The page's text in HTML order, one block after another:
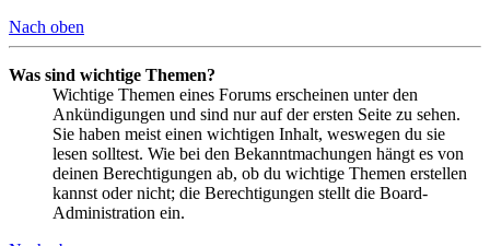
Nach oben
Was sind wichtige Themen?
Wichtige Themen eines Forums erscheinen unter den
Ankündigungen und sind nur auf der ersten Seite zu sehen.
Sie haben meist einen wichtigen Inhalt, weswegen du sie
lesen solltest. Wie bei den Bekanntmachungen hängt es von
deinen Berechtigungen ab, ob du wichtige Themen erstellen
kannst oder nicht; die Berechtigungen stellt die Board-
Administration ein.